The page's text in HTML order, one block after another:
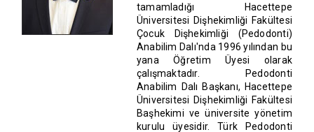
tamamladığı Hacettepe
Üniversitesi Dişhekimliği Fakültesi
Çocuk Dişhekimliği (Pedodonti)
Anabilim Dalı'nda 1996 yılından bu
yana Öğretim Üyesi olarak
çalışmaktadır. Pedodonti
Anabilim Dalı Başkanı, Hacettepe
Üniversitesi Dişhekimliği Fakültesi
Başhekimi ve üniversite yönetim
kurulu üyesidir. Türk Pedodonti